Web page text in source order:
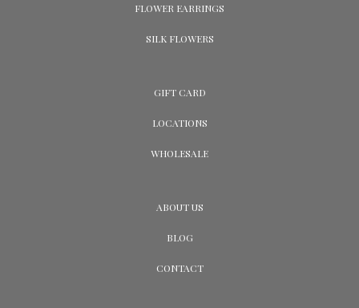
FLOWER EARRINGS
SILK FLOWERS
GIFT CARD
LOCATIONS
WHOLESALE
ABOUT US
BLOG
CONTACT